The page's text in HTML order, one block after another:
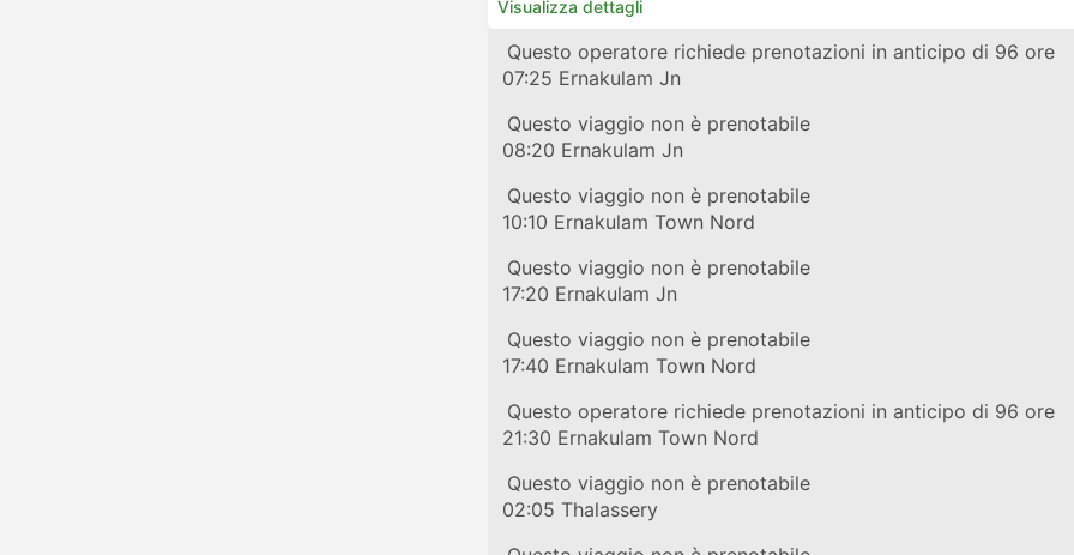
Visualizza dettagli
Treno#13352di Indian Railways
07:25 Ernakulam Jn
Questo operatore richiede prenotazioni in anticipo di 96 ore
Treno#16332di Indian Railways
08:20 Ernakulam Jn
Questo viaggio non è prenotabile
Treno#22648di Indian Railways
10:10 Ernakulam Town Nord
Questo viaggio non è prenotabile
Treno#22643di Indian Railways
17:20 Ernakulam Jn
Questo viaggio non è prenotabile
Treno#16525di Indian Railways
17:40 Ernakulam Town Nord
Questo viaggio non è prenotabile
Treno#12696di Indian Railways
21:30 Ernakulam Town Nord
Questo operatore richiede prenotazioni in anticipo di 96 ore
Treno#22638di Indian Railways
02:05 Thalassery
Questo viaggio non è prenotabile